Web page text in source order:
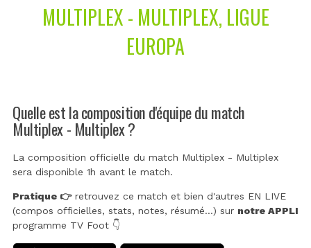
MULTIPLEX - MULTIPLEX, LIGUE
EUROPA
Quelle est la composition d'équipe du match
Multiplex - Multiplex ?
La composition officielle du match Multiplex - Multiplex
sera disponible 1h avant le match.
Pratique 👉retrouvez ce match et bien d'autres EN LIVE
(compos officielles, stats, notes, résumé...) sur notre APPLI
programme TV Foot 👇